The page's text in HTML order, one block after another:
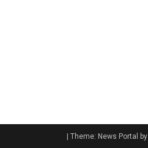
Theme: News Portal by